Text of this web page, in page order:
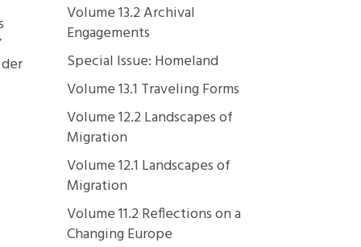
Volume 13.2 Archival
Engagements
Special Issue: Homeland
Volume 13.1 Traveling Forms
Volume 12.2 Landscapes of
Migration
Volume 12.1 Landscapes of
Migration
Volume 11.2 Reflections on a
Changing Europe